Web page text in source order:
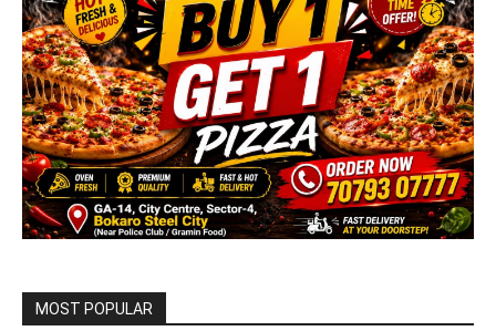
MOST POPULAR